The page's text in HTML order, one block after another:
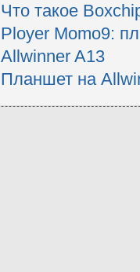
Что такое
Ployer Momo9:
Allwinner A13
Планшет на